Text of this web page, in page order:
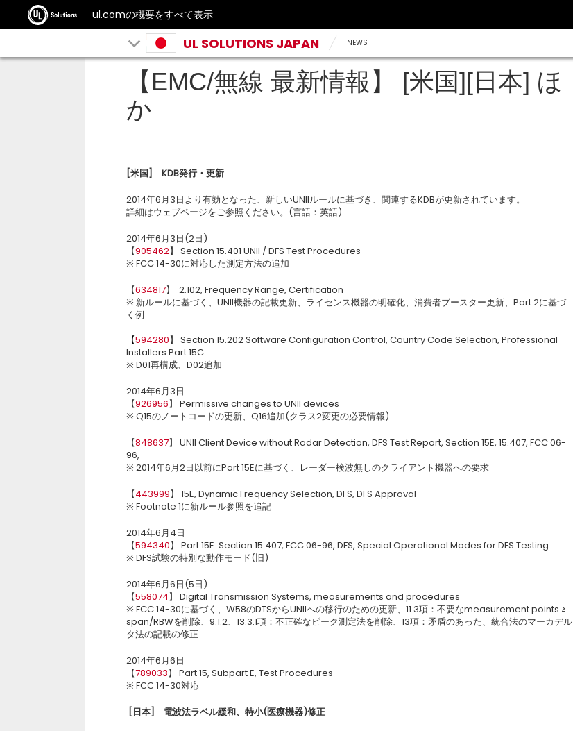
ul.comの概要をすべて表示
UL SOLUTIONS JAPAN NEWS
【EMC/無線 最新情報】 [米国][日本] ほ
か
[米国] KDB発行・更新
2014年6月3日より有効となった、新しいUNIIルールに基づき、関連するKDBが更新されています。
詳細はウェブページをご参照ください。(言語：英語)
2014年6月3日(2日)
【905462】 Section 15.401 UNII / DFS Test Procedures
※ FCC 14-30に対応した測定方法の追加
【634817】 2.102, Frequency Range, Certification
※ 新ルールに基づく、UNII機器の記載更新、ライセンス機器の明確化、消費者ブースター更新、Part 2に基づ
く例
【594280】 Section 15.202 Software Configuration Control, Country Code Selection, Professional
Installers Part 15C
※ D01再構成、D02追加
2014年6月3日
【926956】 Permissive changes to UNII devices
※ Q15のノートコードの更新、Q16追加(クラス2変更の必要情報)
【848637】 UNII Client Device without Radar Detection, DFS Test Report, Section 15E, 15.407, FCC 06-
96,
※ 2014年6月2日以前にPart 15Eに基づく、レーダー検波無しのクライアント機器への要求
【443999】 15E, Dynamic Frequency Selection, DFS, DFS Approval
※ Footnote 1に新ルール参照を追記
2014年6月4日
【594340】 Part 15E. Section 15.407, FCC 06-96, DFS, Special Operational Modes for DFS Testing
※ DFS試験の特別な動作モード(旧)
2014年6月6日(5日)
【558074】 Digital Transmission Systems, measurements and procedures
※ FCC 14-30に基づく、W58のDTSからUNIIへの移行のための更新、11.3項：不要なmeasurement points ≥
span/RBWを削除、9.1.2、13.3.1項：不正確なピーク測定法を削除、13項：矛盾のあった、統合法のマーカデル
タ法の記載の修正
2014年6月6日
【789033】 Part 15, Subpart E, Test Procedures
※ FCC 14-30対応
[日本] 電波法ラベル緩和、特小(医療機器)修正